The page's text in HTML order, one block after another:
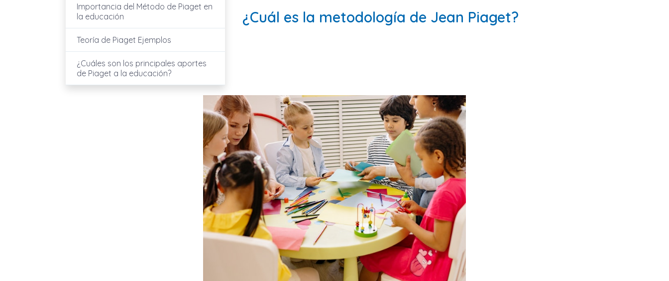
Importancia del Método de Piaget en
la educación
Teoría de Piaget Ejemplos
¿Cuáles son los principales aportes
de Piaget a la educación?
¿Cuál es la metodología de Jean Piaget?